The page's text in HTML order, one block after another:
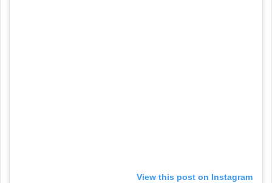
View this post on Instagram